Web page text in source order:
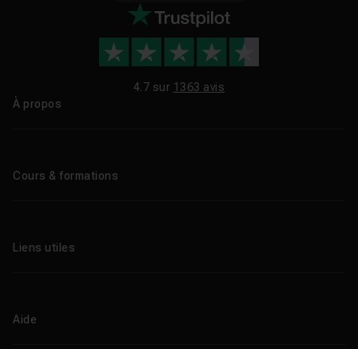
4.7 sur 1363 avis
À propos
Cours & formations
Formations certifiantes
Promos
Liens utiles
Centres de formation
Aide